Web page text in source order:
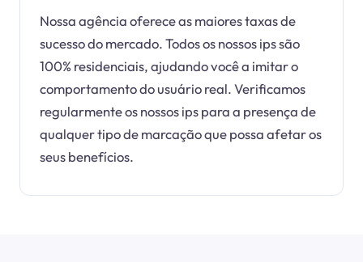
Nossa agência oferece as maiores taxas de
sucesso do mercado. Todos os nossos ips são
100% residenciais, ajudando você a imitar o
comportamento do usuário real. Verificamos
regularmente os nossos ips para a presença de
qualquer tipo de marcação que possa afetar os
seus benefícios.